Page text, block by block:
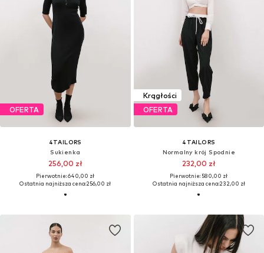
OFERTA
4TAILORS
Sukienka
256,00 zł
Pierwotnie: 640,00 zł
Ostatnia najniższa cena:256,00 zł
Krągłości
OFERTA
4TAILORS
Normalny krój Spodnie
232,00 zł
Pierwotnie: 580,00 zł
Ostatnia najniższa cena:232,00 zł